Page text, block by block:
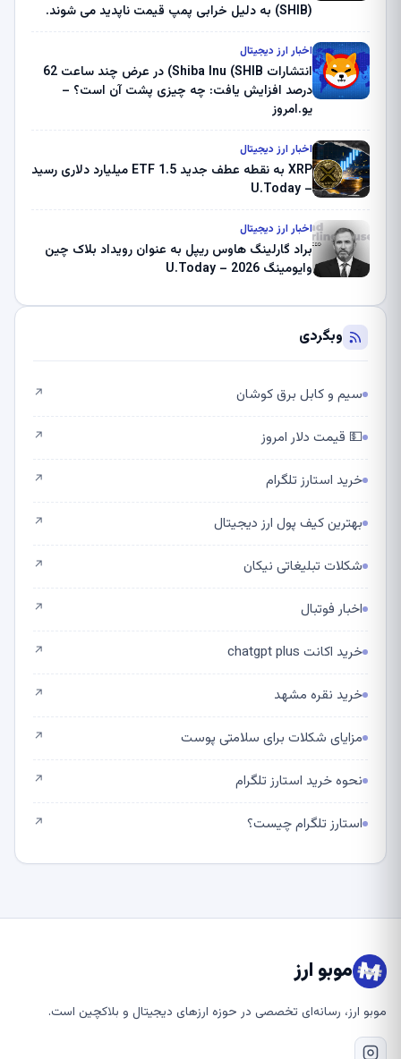
(SHIB) به دلیل خرابی پمپ قیمت ناپدید می شوند.
ثبت کرد – گزارش کریپتو صبح – U.Today
اخبار ارز دیجیتال
انتشارات Shiba Inu (SHIB) در عرض چند ساعت 62
درصد افزایش یافت: چه چیزی پشت آن است؟ –
یو.امروز
اخبار ارز دیجیتال
XRP به نقطه عطف جدید ETF 1.5 میلیارد دلاری رسید
– U.Today
اخبار ارز دیجیتال
براد گارلینگ هاوس ریپل به عنوان رویداد بلاک چین
وایومینگ 2026 – U.Today
وبگردی
سیم و کابل برق کوشان ↗
💵 قیمت دلار امروز ↗
خرید استارز تلگرام ↗
بهترین کیف پول ارز دیجیتال ↗
شکلات تبلیغاتی نیکان ↗
اخبار فوتبال ↗
خرید اکانت chatgpt plus ↗
خرید نقره مشهد ↗
مزایای شکلات برای سلامتی پوست ↗
نحوه خرید استارز تلگرام ↗
استارز تلگرام چیست؟ ↗
موبو ارز
موبو ارز، رسانه‌ای تخصصی در حوزه ارزهای دیجیتال و بلاکچین است.